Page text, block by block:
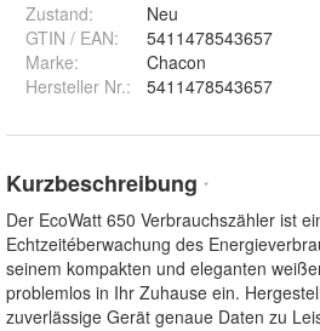
Zustand:
Neu
GTIN / EAN:
5411478543657
Marke:
Chacon
Hersteller Nr.:
5411478543657
Kurzbeschreibung *
Der EcoWatt 650 Verbrauchszähler ist
Echtzeitéberwachung des
seinem kompakten und eleganten
problemlos in Ihr Zuhause ein.
zuverlässige Gerät genaue Daten zu